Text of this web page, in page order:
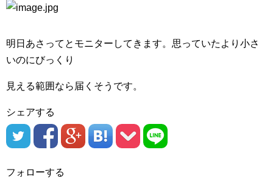
明日あさってとモニターしてきます。思っていたより小さ
いのにびっくり
見える範囲なら届くそうです。
シェアする
フォローする